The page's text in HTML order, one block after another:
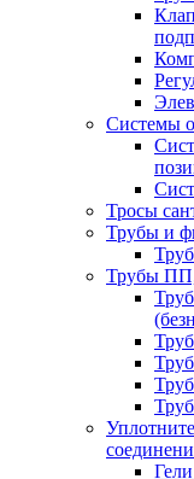
Системы
Тросы
Трубы и
Трубы